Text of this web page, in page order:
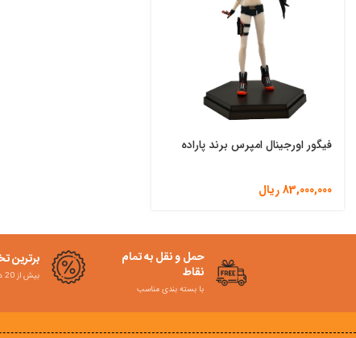
فیگور اورجینال امپرس برند پاراده
83,000,000ریال
حمل و نقل به تمام
نقاط
با بسته بندی مناسب
برترین
بیش از 20 درصد